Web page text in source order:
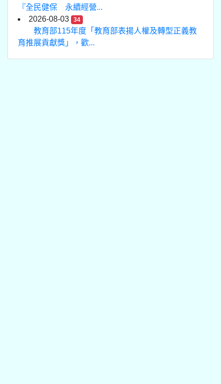
『全民健保 永續經營...
2026-08-03
34
教育部115年度「教育部表揚人權及轉型正義教
育推展貢獻獎」，歡...